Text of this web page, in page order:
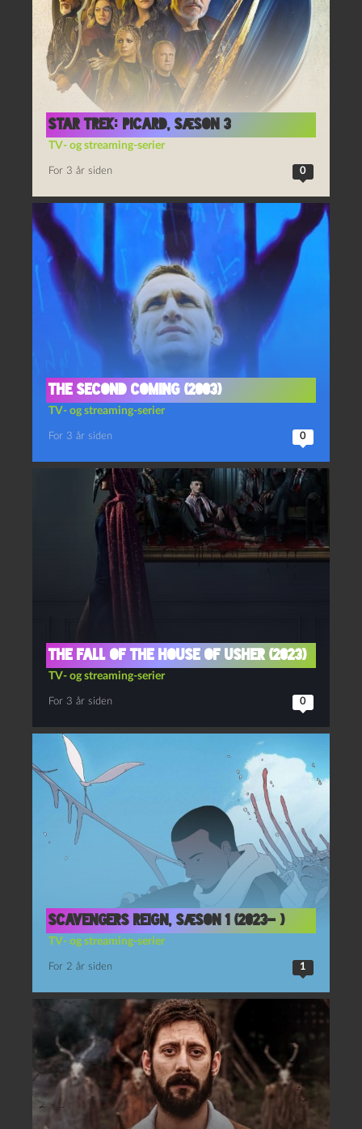
Star Trek: Picard, sæson 3
TV- og streaming-serier
For 3 år siden 0
The second coming (2003)
TV- og streaming-serier
For 3 år siden 0
The fall of the house of Usher (2023)
TV- og streaming-serier
For 3 år siden 0
Scavengers Reign, sæson 1 (2023- )
TV- og streaming-serier
For 2 år siden 1